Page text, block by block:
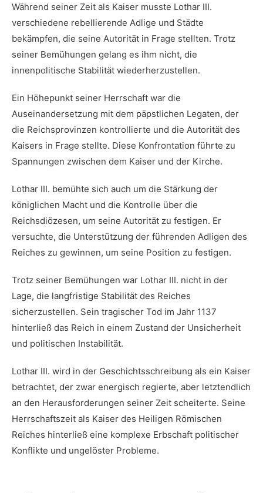
Während seiner Zeit als Kaiser musste Lothar III.
verschiedene rebellierende Adlige und Städte
bekämpfen, die seine Autorität in Frage ​stellten. Trotz
seiner Bemühungen ‌gelang es ihm nicht, ⁣die
innenpolitische Stabilität wiederherzustellen.
Ein Höhepunkt seiner Herrschaft war die
‍Auseinandersetzung ‍mit dem päpstlichen Legaten, ‌der
die Reichsprovinzen kontrollierte und die Autorität des
Kaisers in Frage stellte. Diese‌ Konfrontation führte zu
Spannungen ‌zwischen dem ⁢Kaiser ⁤und der Kirche.
Lothar III. bemühte sich auch ​um ⁣die Stärkung der
königlichen ‌Macht und die Kontrolle‍ über die
Reichsdiözesen, um seine Autorität zu festigen. ⁢Er
versuchte, die Unterstützung ⁢der ‍führenden Adligen des
Reiches zu ⁣gewinnen, um seine ⁢Position zu festigen.
Trotz seiner Bemühungen war Lothar ‌III. nicht‍ in der
Lage, die langfristige Stabilität des ⁤Reiches
sicherzustellen. Sein tragischer ​Tod im Jahr 1137
hinterließ das Reich in einem Zustand⁣ der Unsicherheit
und politischen Instabilität.
Lothar III. wird in⁣ der Geschichtsschreibung als ein Kaiser
betrachtet, der zwar energisch ⁣regierte, aber ‍letztendlich
an ‌den Herausforderungen seiner Zeit scheiterte. Seine
Herrschaftszeit als Kaiser des Heiligen Römischen
‍Reiches hinterließ eine komplexe Erbschaft‍ politischer
Konflikte und ​ungelöster Probleme.